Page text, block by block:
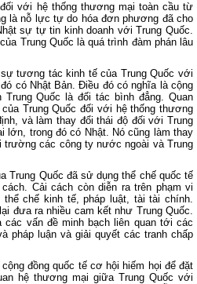
với hệ thống thương mại toàn cầu từ
là nỗ lực tự do hóa đơn phương đã cho
sự tự tin kinh doanh với Trung Quốc.
Trung Quốc là quá trình đàm phán lâu
tương tác kinh tế của Trung Quốc với
có Nhật Bản. Điều đó có nghĩa là cộng
Quốc là đối tác bình đẳng. Quan
Trung Quốc đối với hệ thống thương
và làm thay đổi thái độ đối với Trung
lớn, trong đó có Nhật. Nó cũng làm thay
trường các công ty nước ngoài và Trung
Trung Quốc đã sử dụng thể chế quốc tế
Cải cách còn diễn ra trên phạm vi
chế kinh tế, pháp luật, tài tài chính.
đưa ra nhiều cam kết như Trung Quốc.
các vấn đề minh bạch liên quan tới các
pháp luận và giải quyết các tranh chấp
đồng quốc tế cơ hội hiếm họi để đặt
hệ thương mại giữa Trung Quốc với